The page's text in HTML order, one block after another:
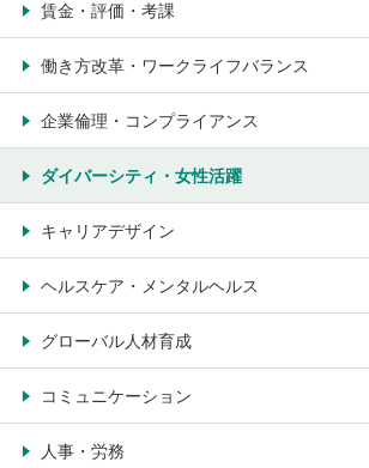
賃金・評価・考課
働き方改革・ワークライフバランス
企業倫理・コンプライアンス
ダイバーシティ・女性活躍
キャリアデザイン
ヘルスケア・メンタルヘルス
グローバル人材育成
コミュニケーション
人事・労務